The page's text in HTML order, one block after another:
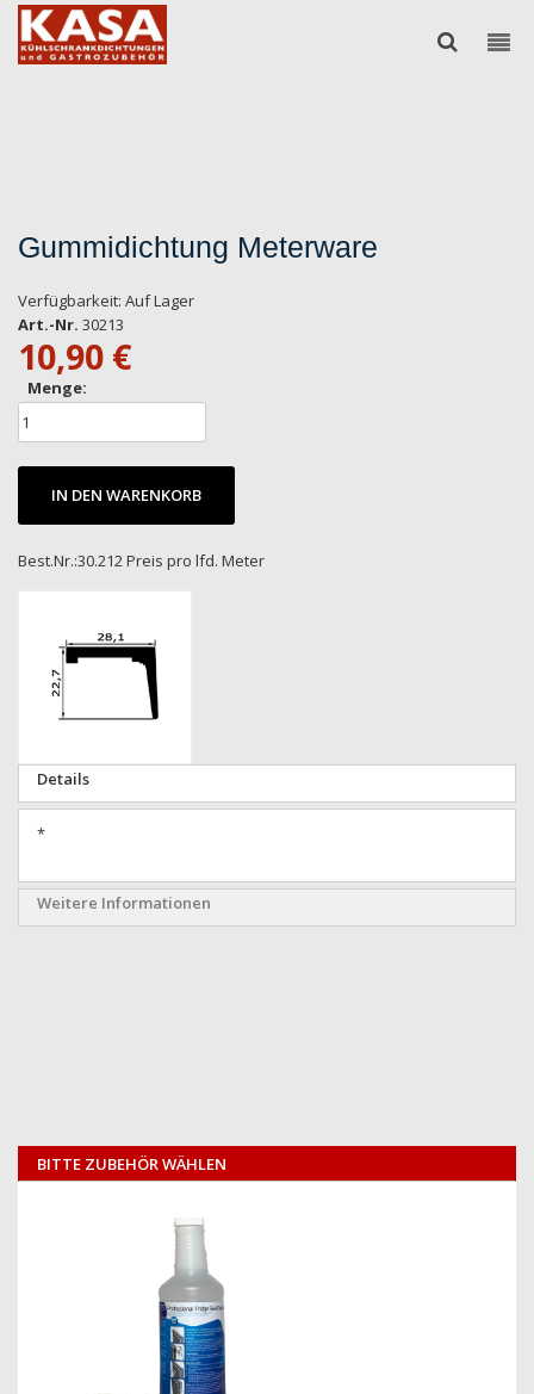
Gummidichtung Meterware
Verfügbarkeit: Auf Lager
Art.-Nr. 30213
10,90 €
Menge:
IN DEN WARENKORB
Best.Nr.:30.212 Preis pro lfd. Meter
Bildgalerie
springen
Zum
Anfang
der
Details
*
Weitere Informationen
BITTE ZUBEHÖR WÄHLEN